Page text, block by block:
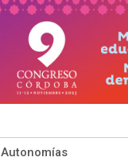
Autonomías